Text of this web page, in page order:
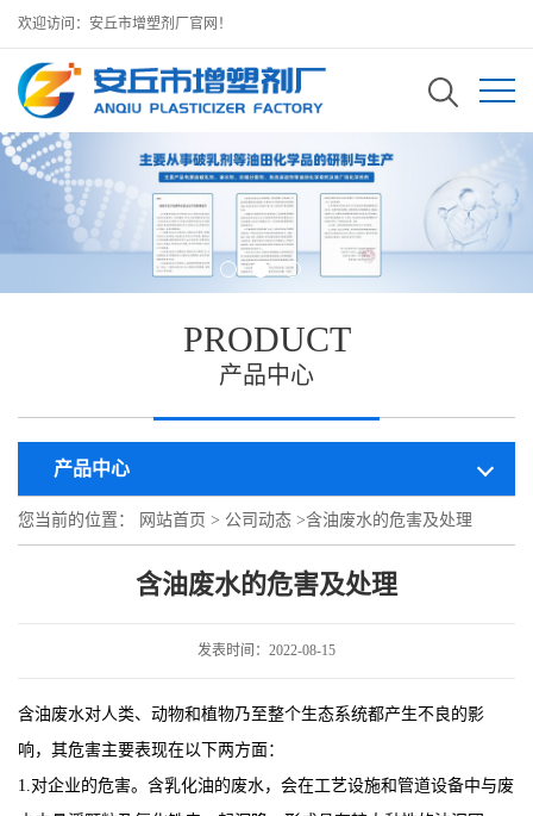
欢迎访问：安丘市增塑剂厂官网！
PRODUCT
产品中心
产品中心
您当前的位置： 网站首页 > 公司动态 >含油废水的危害及处理
含油废水的危害及处理
发表时间：2022-08-15
含油废水对人类、动物和植物乃至整个生态系统都产生不良的影
响，其危害主要表现在以下两方面：
1.对企业的危害。含乳化油的废水，会在工艺设施和管道设备中与废